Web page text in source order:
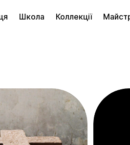
Школа Коллекції